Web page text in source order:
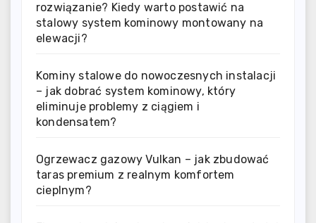
rozwiązanie? Kiedy warto postawić na
stalowy system kominowy montowany na
elewacji?
Kominy stalowe do nowoczesnych instalacji
– jak dobrać system kominowy, który
eliminuje problemy z ciągiem i
kondensatem?
Ogrzewacz gazowy Vulkan – jak zbudować
taras premium z realnym komfortem
cieplnym?